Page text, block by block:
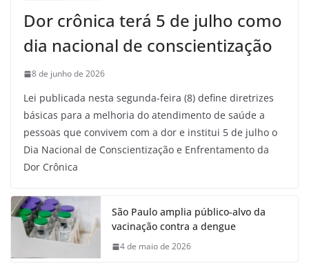
Dor crônica terá 5 de julho como
dia nacional de conscientização
8 de junho de 2026
Lei publicada nesta segunda-feira (8) define diretrizes
básicas para a melhoria do atendimento de saúde a
pessoas que convivem com a dor e institui 5 de julho o
Dia Nacional de Conscientização e Enfrentamento da
Dor Crônica
São Paulo amplia público-alvo da
vacinação contra a dengue
4 de maio de 2026